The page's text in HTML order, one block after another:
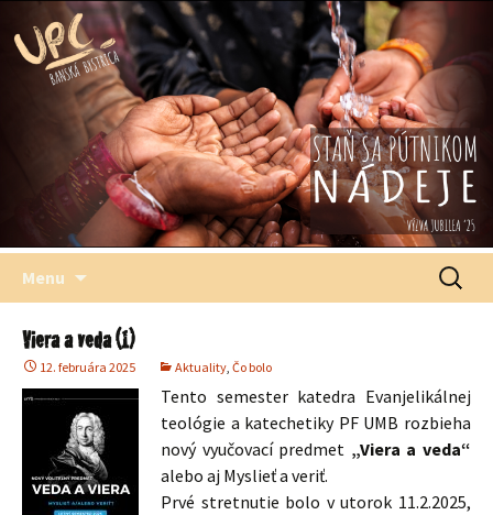
Univerzitnépastoračné centrum
Štefana Moysesa, biskupa, Banská Bystrica
Menu Hľadať:
Viera a veda (1)
12. februára 2025 Aktuality, Čo bolo
Tento semester katedra Evanjelikálnej
teológie a katechetiky PF UMB rozbieha
nový vyučovací predmet „Viera a veda“
alebo aj Myslieť a veriť.
Prvé stretnutie bolo v utorok 11.2.2025,